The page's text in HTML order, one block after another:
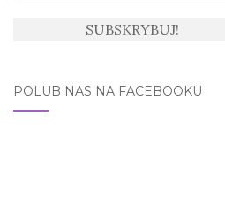
POLUB NAS NA FACEBOOKU